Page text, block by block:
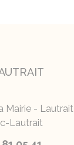
Mairie - Lautrait
Lautrait